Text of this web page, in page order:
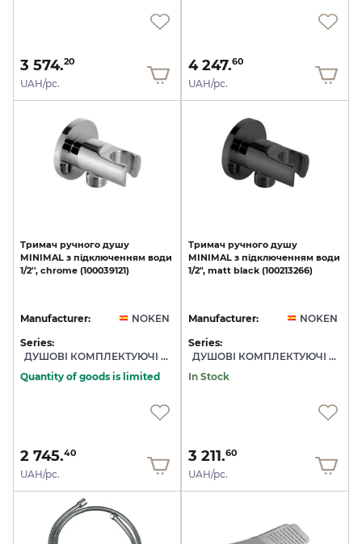
3 574.20
UAH/pc.
4 247.60
UAH/pc.
Тримач ручного душу
MINIMAL з підключенням води
1/2'', chrome (100039121)
Manufacturer:
NOKEN
Series:
ДУШОВІ КОМПЛЕКТУЮЧІ NOKEN
Quantity of goods is limited
2 745.40
UAH/pc.
Тримач ручного душу
MINIMAL з підключенням води
1/2", matt black (100213266)
Manufacturer:
NOKEN
Series:
ДУШОВІ КОМПЛЕКТУЮЧІ NOKEN
In Stock
3 211.60
UAH/pc.